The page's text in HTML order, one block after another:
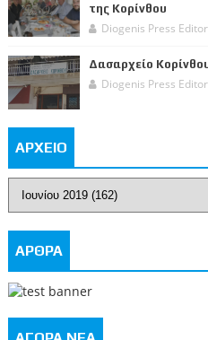
της Κορίνθου
Diogenis Press Editor
Δασαρχείο
Diogenis Press Editor
ΑΡΧΕΙΟ
ΑΡΘΡΑ